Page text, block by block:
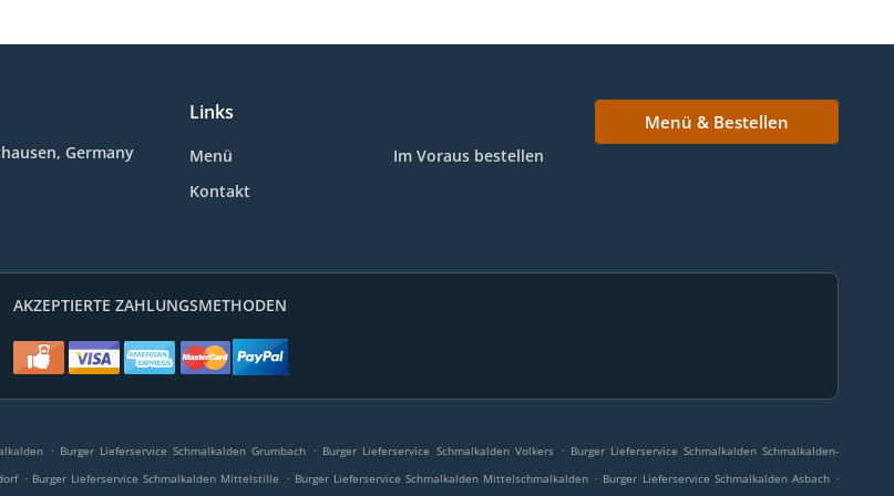
Germany
Links
Menü
Im Voraus bestellen
Kontakt
Menü & Bestellen
AKZEPTIERTE ZAHLUNGSMETHODEN
. Burger Lieferservice Schmalkalden Grumbach . Burger Lieferservice Schmalkalden Volkers . Burger Lieferservice Schmalkalden Schmalkalden-
. Burger Lieferservice Schmalkalden Mittelstille . Burger Lieferservice Schmalkalden Mittelschmalkalden . Burger Lieferservice Schmalkalden Asbach .